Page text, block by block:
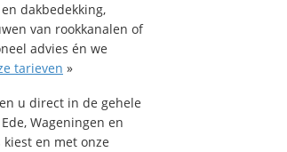
dakbedekking,
van rookkanalen of
advies én we
tarieven »
u direct in de gehele
Wageningen en
en met onze